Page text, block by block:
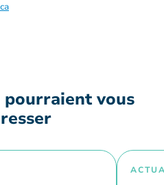
pourraient vous